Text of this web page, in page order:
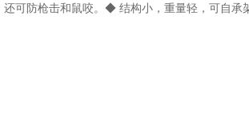
还可防枪击和鼠咬。◆ 结构小，重量轻，可自承